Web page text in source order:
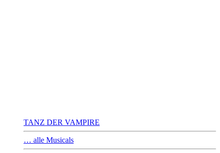
TANZ DER VAMPIRE
… alle Musicals